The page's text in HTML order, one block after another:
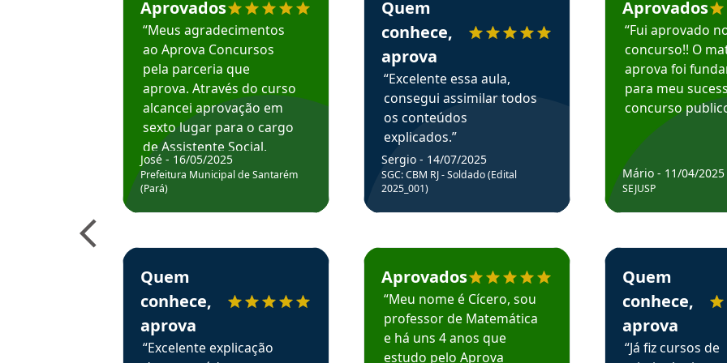
Aprovados
“Meus agradecimentos
ao Aprova Concursos
pela parceria que
aprova. Através do curso
alcancei aprovação em
sexto lugar para o cargo
de Assistente Social.
Hoje estou atuando na
Prefeitura de Santarém.
José - 16/05/2025
Prefeitura Municipal de Santarém
(Pará)
Estudante Elais recomenda o Aprova Concursos em depoimento
Quem
conhece,
aprova
“Excelente explicação
Quem
conhece,
aprova
“Excelente essa aula,
consegui assimilar todos
os conteúdos
explicados.”
Sergio - 14/07/2025
SGC: CBM RJ - Soldado (Edital
2025_001)
Estudante Cicero recomenda o Aprova Concursos em depoimento
Aprovados
“Meu nome é Cícero, sou
professor de Matemática
e há uns 4 anos que
estudo pelo Aprova
Aprovados
“Fui aprovado
concurso!! O
aprova foi
para meu
concurso
Mário - 11/04/2025
SEJUSP
Estudante Henrique
Quem
conhece,
aprova
“Já fiz cursos de